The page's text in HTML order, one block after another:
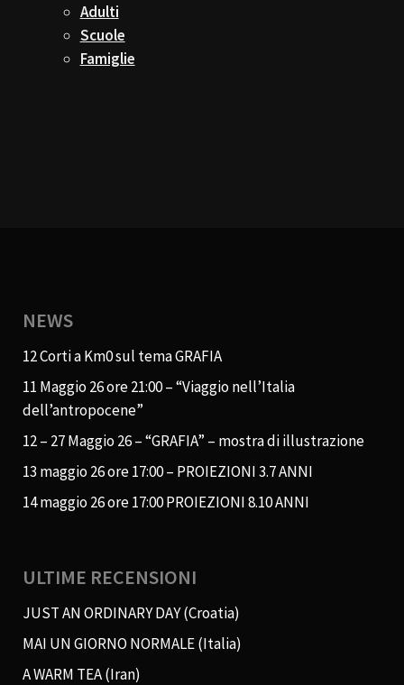
Adulti
Scuole
Famiglie
NEWS
12 Corti a Km0 sul tema GRAFIA
11 Maggio 26 ore 21:00 – “Viaggio nell’Italia
dell’antropocene”
12 – 27 Maggio 26 – “GRAFIA” – mostra di illustrazione
13 maggio 26 ore 17:00 – PROIEZIONI 3.7 ANNI
14 maggio 26 ore 17:00 PROIEZIONI 8.10 ANNI
ULTIME RECENSIONI
JUST AN ORDINARY DAY (Croatia)
MAI UN GIORNO NORMALE (Italia)
A WARM TEA (Iran)